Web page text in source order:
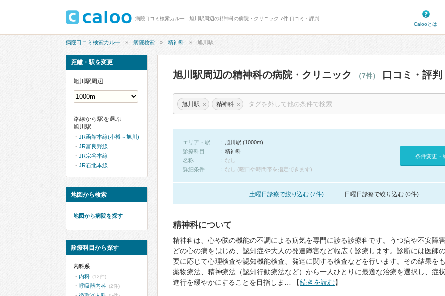
病院口コミ検索カルー - 旭川駅周辺の精神科の病院・クリニック 7件 口コミ・評判
Calooとは
病院口コミ検索カルー 病院検索 精神科 旭川駅
旭川駅周辺の精神科の病院・クリニック （7件） 口コミ・評判
旭川駅 × 精神科 ×
エリア・駅
旭川駅 (1000m)
診療科目
精神科
名称
なし
詳細条件
なし (曜日や時間帯を指定できます)
条件変更・
土曜日診療で絞り込む (7件) 日曜日診療で絞り込む (0件)
精神科について
精神科は、心や脳の機能の不調による病気を専門に診る診療科です。うつ病や不安障
どの心の病をはじめ、認知症や大人の発達障害など幅広く診療します。診断には医師
要に応じて心理検査や認知機能検査、発達に関する検査などを行います。その結果を
薬物療法、精神療法（認知行動療法など）から一人ひとりに最適な治療を選択し、症
進行を緩やかにすることを目指しま… 【続きを読む】
距離・駅を変更
旭川駅周辺
路線から駅を選ぶ
旭川駅
JR函館本線(小樽～旭川)
JR富良野線
JR宗谷本線
JR石北本線
地図から検索
地図から病院を探す
診療科目から探す
内科系
内科 (12件)
呼吸器内科 (2件)